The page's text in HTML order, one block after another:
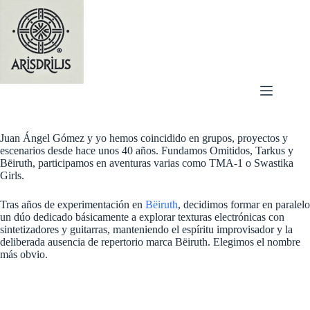
contenido
Juan Ángel Gómez y yo hemos coincidido en grupos, proyectos y
escenarios desde hace unos 40 años. Fundamos Omitidos, Tarkus y
Bëiruth, participamos en aventuras varias como TMA-1 o Swastika
Girls.
Tras años de experimentación en Bëiruth, decidimos formar en paralelo
un dúo dedicado básicamente a explorar texturas electrónicas con
sintetizadores y guitarras, manteniendo el espíritu improvisador y la
deliberada ausencia de repertorio marca Bëiruth. Elegimos el nombre
más obvio.